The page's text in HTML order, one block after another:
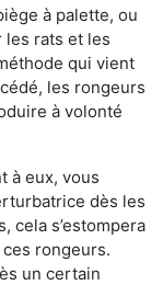
à palette, ou
les rats et les
qui vient
les rongeurs
à volonté
à eux, vous
dès les
cela s’estompera
rongeurs.
un certain